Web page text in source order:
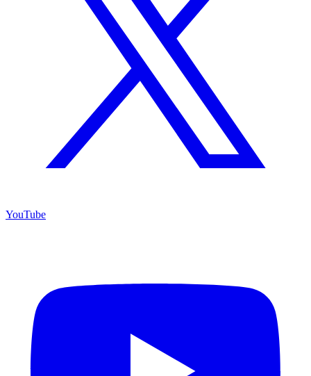
YouTube